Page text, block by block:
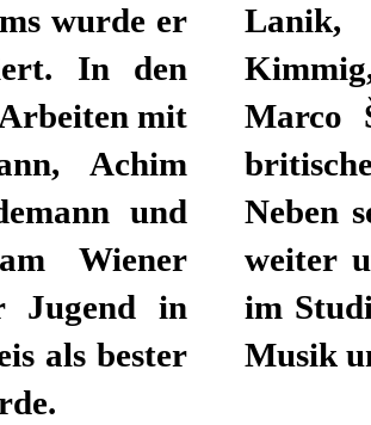
wurde er
In den
mit
Achim
und
Wiener
Jugend in
als bester
Lanik,
Marco
Neben
weiter
im
Musik